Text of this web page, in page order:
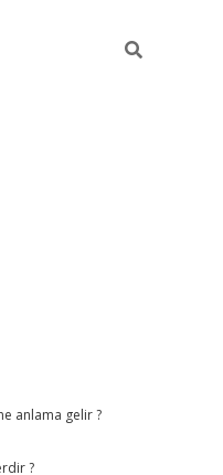
anlama gelir ?
?